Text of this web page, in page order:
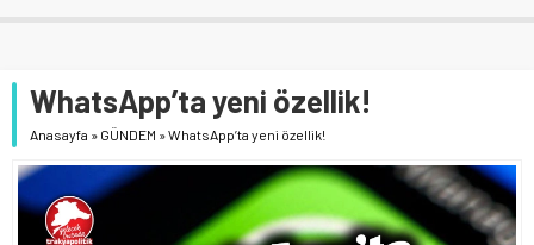
WhatsApp’ta yeni özellik!
Anasayfa » GÜNDEM »WhatsApp’ta yeni özellik!